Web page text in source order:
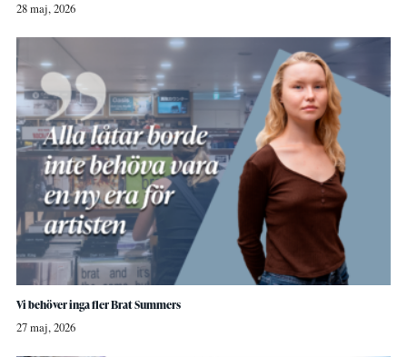
28 maj, 2026
Vi behöver inga fler Brat Summers
27 maj, 2026